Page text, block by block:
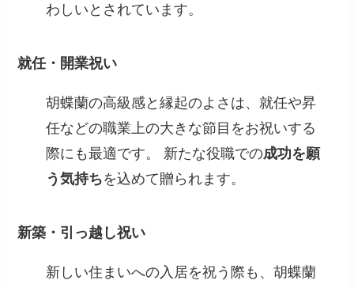
わしいとされています。
就任・開業祝い
胡蝶蘭の高級感と縁起のよさは、就任や昇
任などの職業上の大きな節目をお祝いする
際にも最適です。 新たな役職での成功を願
う気持ちを込めて贈られます。
新築・引っ越し祝い
新しい住まいへの入居を祝う際も、胡蝶蘭